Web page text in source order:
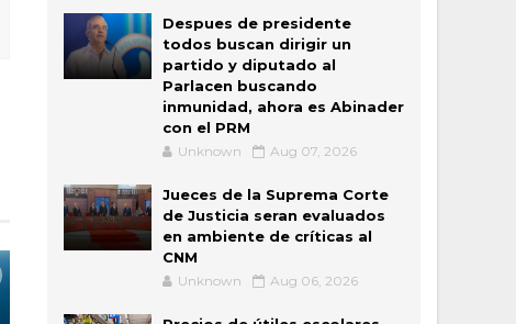
Despues de presidente
todos buscan dirigir un
partido y diputado al
Parlacen buscando
inmunidad, ahora es Abinader
con el PRM
Unknown Aug 07, 2026
Jueces de la Suprema Corte
de Justicia seran evaluados
en ambiente de críticas al
CNM
Unknown Aug 06, 2026